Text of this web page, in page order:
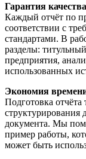
Гарантия
Каждый отчёт по
соответствии с
стандартами. В
разделы:
предприятия,
использованных
Экономия
Подготовка
документа. Мы
пример работы,
может быть